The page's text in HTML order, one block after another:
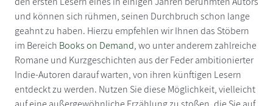
und können sich rühmen, seinen Durchbruch schon lange
geahnt zu haben. Hierzu empfehlen wir Ihnen das Stöbern
im Bereich Books on Demand, wo unter anderem zahlreiche
Romane und Kurzgeschichten aus der Feder ambitionierter
Indie-Autoren darauf warten, von ihren künftigen Lesern
entdeckt zu werden. Nutzen Sie diese Möglichkeit, vielleicht